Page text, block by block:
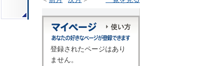
登録されたページはあり
ません。